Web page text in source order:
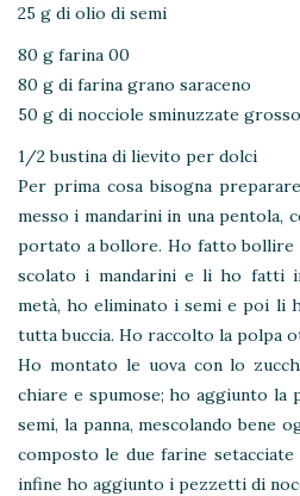
25 g di olio di semi
80 g farina 00
80 g di farina grano saraceno
50 g di nocciole sminuzzate
1/2 bustina di lievito per dolci
Per prima cosa bisogna
messo i mandarini in una pentola,
portato a bollore. Ho fatto bollire
scolato i mandarini e li ho fatti
metà, ho eliminato i semi e poi li
tutta buccia. Ho raccolto la polpa
Ho montato le uova con lo
chiare e spumose; ho aggiunto la
semi, la panna, mescolando bene
composto le due farine
infine ho aggiunto i pezzetti di